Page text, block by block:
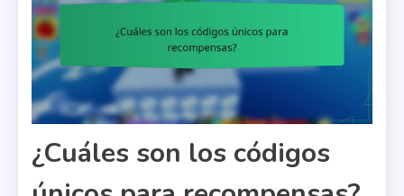
¿Cuáles son los códigos